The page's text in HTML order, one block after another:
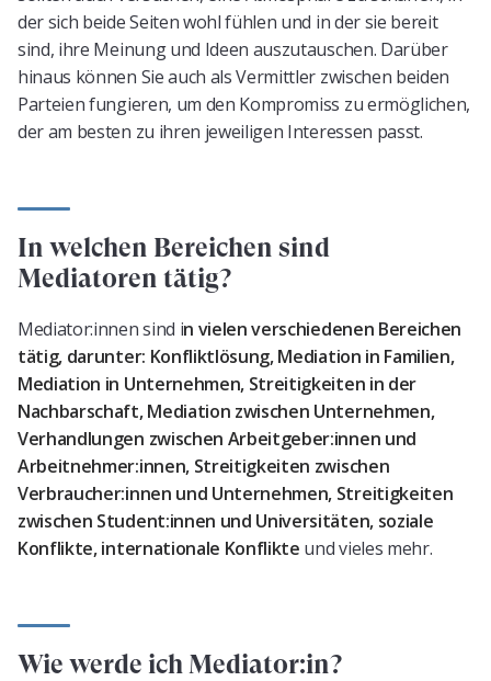
der sich beide Seiten wohl fühlen und in der sie bereit
sind, ihre Meinung und Ideen auszutauschen. Darüber
hinaus können Sie auch als Vermittler zwischen beiden
Parteien fungieren, um den Kompromiss zu ermöglichen,
der am besten zu ihren jeweiligen Interessen passt.
In welchen Bereichen sind
Mediatoren tätig?
Mediator:innen sind in vielen verschiedenen Bereichen
tätig, darunter: Konfliktlösung, Mediation in Familien,
Mediation in Unternehmen, Streitigkeiten in der
Nachbarschaft, Mediation zwischen Unternehmen,
Verhandlungen zwischen Arbeitgeber:innen und
Arbeitnehmer:innen, Streitigkeiten zwischen
Verbraucher:innen und Unternehmen, Streitigkeiten
zwischen Student:innen und Universitäten, soziale
Konflikte, internationale Konflikte und vieles mehr.
Wie werde ich Mediator:in?